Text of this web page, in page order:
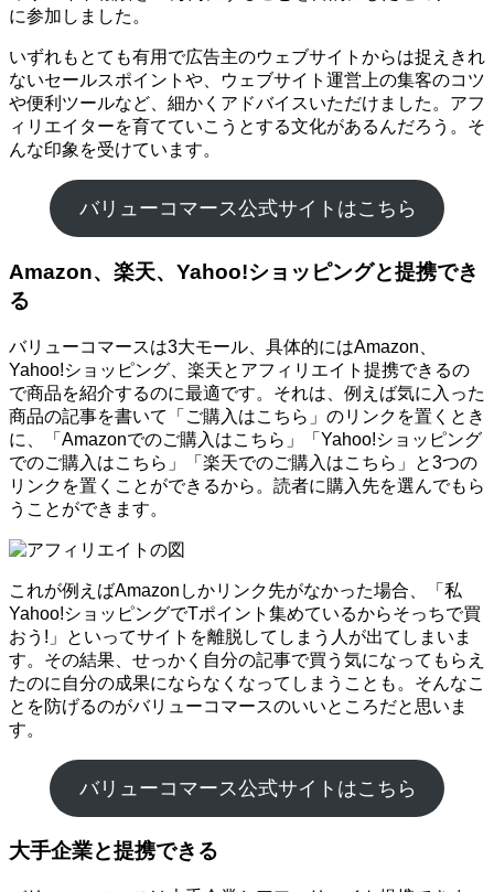
に参加しました。
いずれもとても有用で広告主のウェブサイトからは捉えきれ
ないセールスポイントや、ウェブサイト運営上の集客のコツ
や便利ツールなど、細かくアドバイスいただけました。アフ
ィリエイターを育てていこうとする文化があるんだろう。そ
んな印象を受けています。
バリューコマース公式サイトはこちら
Amazon、楽天、Yahoo!ショッピングと提携でき
る
バリューコマースは3大モール、具体的にはAmazon、
Yahoo!ショッピング、楽天とアフィリエイト提携できるの
で商品を紹介するのに最適です。それは、例えば気に入った
商品の記事を書いて「ご購入はこちら」のリンクを置くとき
に、「Amazonでのご購入はこちら」「Yahoo!ショッピング
でのご購入はこちら」「楽天でのご購入はこちら」と3つの
リンクを置くことができるから。読者に購入先を選んでもら
うことができます。
これが例えばAmazonしかリンク先がなかった場合、「私
Yahoo!ショッピングでTポイント集めているからそっちで買
おう!」といってサイトを離脱してしまう人が出てしまいま
す。その結果、せっかく自分の記事で買う気になってもらえ
たのに自分の成果にならなくなってしまうことも。そんなこ
とを防げるのがバリューコマースのいいところだと思いま
す。
バリューコマース公式サイトはこちら
大手企業と提携できる